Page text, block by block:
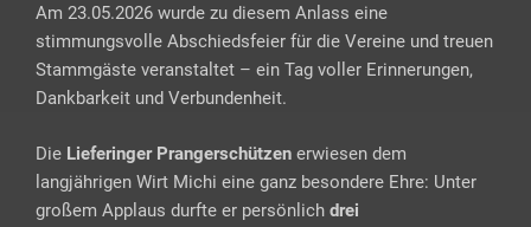
Am 23.05.2026 wurde zu diesem Anlass eine
stimmungsvolle Abschiedsfeier für die Vereine und treuen
Stammgäste veranstaltet – ein Tag voller Erinnerungen,
Dankbarkeit und Verbundenheit.
Die Lieferinger Prangerschützen erwiesen dem
langjährigen Wirt Michi eine ganz besondere Ehre: Unter
großem Applaus durfte er persönlich drei